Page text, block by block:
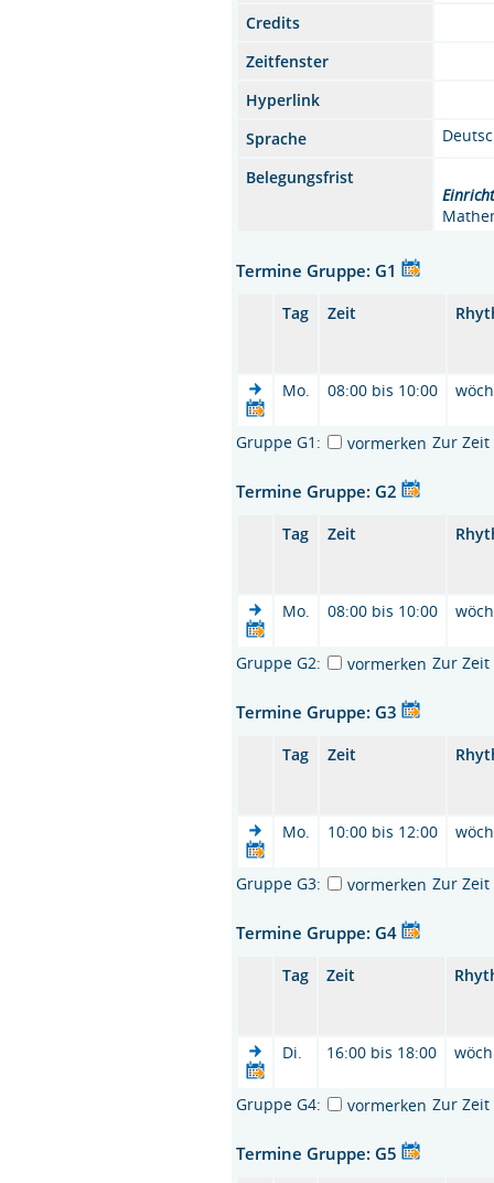
Credits
Zeitfenster
Hyperlink
Sprache
Belegungsfrist
Termine Gruppe: G1
Tag Zeit
Mo. 08:00 bis 10:00
Gruppe G1: vormerken Zur
Termine Gruppe: G2
Tag Zeit
Mo. 08:00 bis 10:00
Gruppe G2: vormerken Zur
Termine Gruppe: G3
Tag Zeit
Mo. 10:00 bis 12:00
Gruppe G3: vormerken Zur
Termine Gruppe: G4
Tag Zeit
Di. 16:00 bis 18:00
Gruppe G4: vormerken Zur
Termine Gruppe: G5